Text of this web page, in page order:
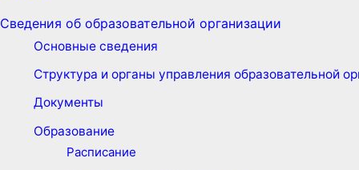
Сведения об образовательной организации
Основные сведения
Структура и органы управления образовательной
Документы
Образование
Расписание